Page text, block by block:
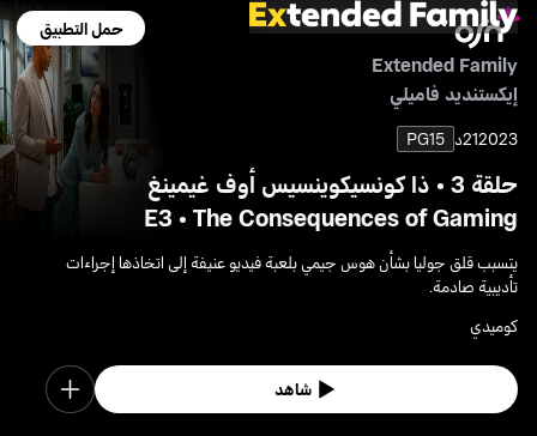
حمل التطبيق
Extended Family
إيكستنديد فاميلي
202321د PG15
حلقة 3 • ذا كونسيكوينسيس أوف غيمينغ
E3 • The Consequences of Gaming
يتسبب قلق جوليا بشأن هوس جيمي بلعبة فيديو عنيفة إلى اتخاذها إجراءات
تأديبية صادمة.
كوميدي
شاهد